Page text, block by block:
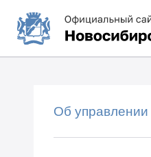
Об управлении